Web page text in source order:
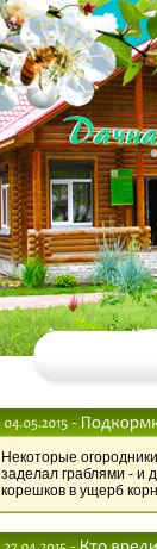
Некоторые
заделал граблями - и
корешков в ущерб